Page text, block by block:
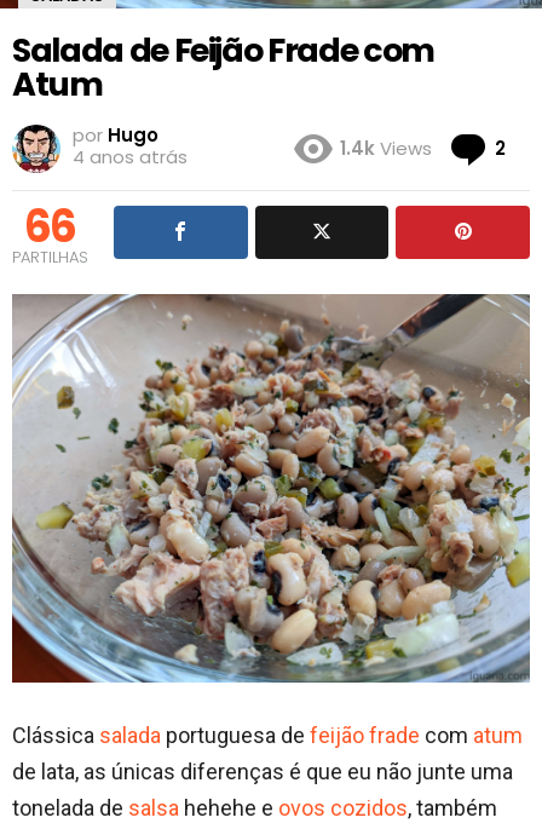
Salada de Feijão Frade com
Atum
por Hugo
4 anos atrás
1.4kViews 2
66
PARTILHAS
Clássica salada portuguesa de feijão frade com atum
de lata, as únicas diferenças é que eu não junte uma
tonelada de salsa hehehe e ovos cozidos, também